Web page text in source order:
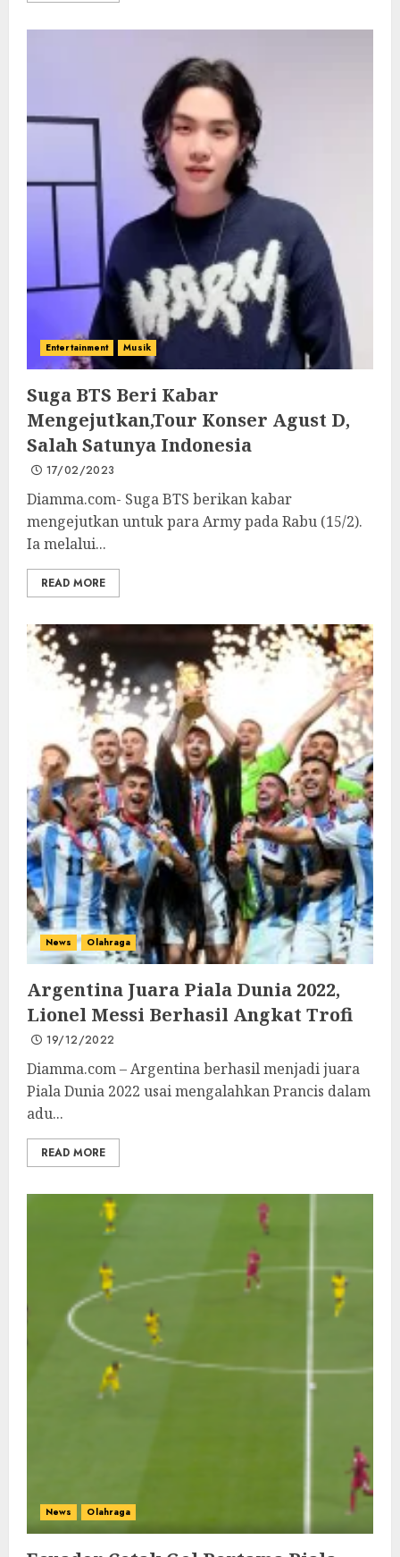
Entertainment Musik
Suga BTS Beri Kabar
Mengejutkan,Tour Konser Agust D,
Salah Satunya Indonesia
17/02/2023
Diamma.com- Suga BTS berikan kabar
mengejutkan untuk para Army pada Rabu (15/2).
Ia melalui...
READ MORE
News Olahraga
Argentina Juara Piala Dunia 2022,
Lionel Messi Berhasil Angkat Trofi
19/12/2022
Diamma.com – Argentina berhasil menjadi juara
Piala Dunia 2022 usai mengalahkan Prancis dalam
adu...
READ MORE
News Olahraga